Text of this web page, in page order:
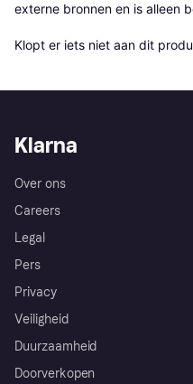
externe bronnen en is alleen
Klopt er iets niet aan dit
Klarna
Over ons
Careers
Legal
Pers
Privacy
Veiligheid
Duurzaamheid
Doorverkopen